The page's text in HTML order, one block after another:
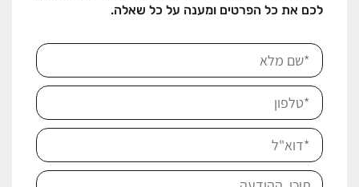
לכם את כל הפרטים ומענה על כל שאלה.